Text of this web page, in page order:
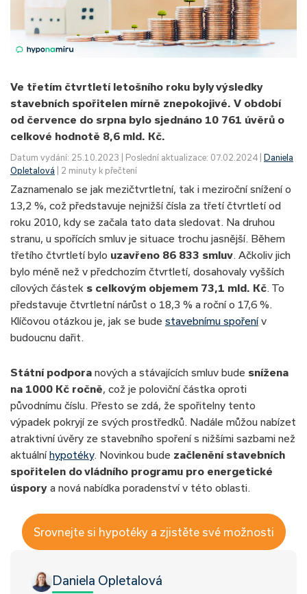
Ve třetím čtvrtletí letošního roku byly výsledky
stavebních spořitelen mírně znepokojivé. V období
od července do srpna bylo sjednáno 10 761 úvěrů o
celkové hodnotě 8,6 mld. Kč.
Datum vydání: 25.10.2023 | Poslední aktualizace: 07.02.2024 |
Daniela
Opletalová | 2 minuty k přečtení
Zaznamenalo se jak mezičtvrtletní, tak i meziroční snížení o
13,2 %, což představuje nejnižší čísla za třetí čtvrtletí od
roku 2010, kdy se začala tato data sledovat. Na druhou
stranu, u spořících smluv je situace trochu jasnější. Během
třetího čtvrtletí bylo uzavřeno 86 833 smluv. Ačkoliv jich
bylo méně než v předchozím čtvrtletí, dosahovaly vyšších
cílových částek s celkovým objemem 73,1 mld. Kč. To
představuje čtvrtletní nárůst o 18,3 % a roční o 17,6 %.
Klíčovou otázkou je, jak se bude stavebnímu spořenív
budoucnu dařit.
Státní podpora nových a stávajících smluv bude snížena
na 1000 Kč ročně , což je poloviční částka oproti
původnímu číslu. Přesto se zdá, že spořitelny tento
výpadek pokryjí ze svých prostředků. Nadále můžou nabízet
atraktivní úvěry ze stavebního spoření s nižšími sazbami než
aktuální hypotéky. Novinkou bude začlenění stavebních
spořitelen do vládního programu pro energetické
úspory a nová nabídka poradenství v této oblasti.
Srovnejte si hypotéky a zjistěte své možnosti
Daniela Opletalová